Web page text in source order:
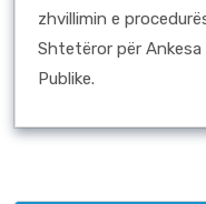
zhvillimin e
Shtetëror për
Publike.